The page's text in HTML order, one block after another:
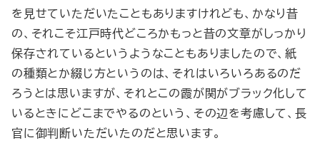
を見せていただいたこともありますけれども、かなり昔
の、それこそ江戸時代どころかもっと昔の文章がしっかり
保存されているというようなこともありましたので、紙
の種類とか綴じ方というのは、それはいろいろあるのだ
ろうとは思いますが、それとこの霞が関がブラック化して
いるときにどこまでやるのという、その辺を考慮して、長
官に御判断いただいたのだと思います。